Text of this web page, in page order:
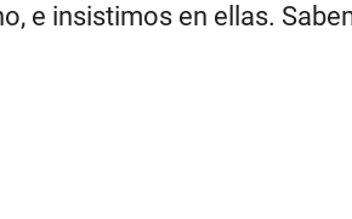
e insistimos en ellas.